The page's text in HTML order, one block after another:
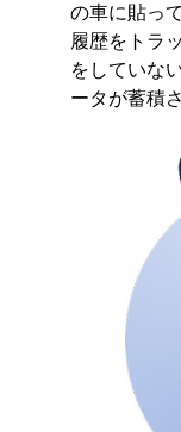
の車に貼っ
履歴をトラ
をしていな
ータが蓄積